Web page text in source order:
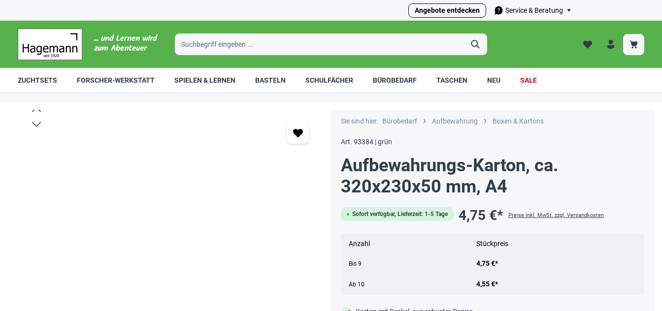
Angebote entdecken Service & Beratung
... und Lernen wird
zum Abenteuer
ZUCHTSETS FORSCHER-WERKSTATT SPIELEN & LERNEN BASTELN SCHULFÄCHER BÜROBEDARF TASCHEN NEU SALE
Sie sind hier: Bürobedarf Aufbewahrung Boxen & Kartons
Art. 93384 | grün
Aufbewahrungs-Karton, ca.
320x230x50 mm, A4
Sofort verfügbar, Lieferzeit: 1-5 Tage 4,75 €* Preise inkl. MwSt. zzgl. Versandkosten
Anzahl Stückpreis
Bis 9 4,75 €*
Ab 10 4,55 €*